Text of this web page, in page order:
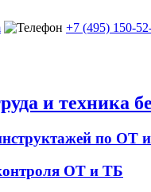
+7 (495) 150-
и техника
по ОТ
ОТ и ТБ